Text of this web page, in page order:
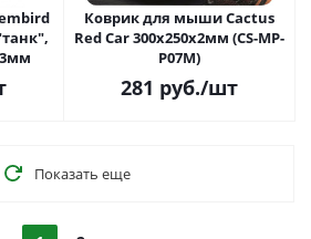
Коврик для мыши Cactus
Red Car 300x250x2мм (CS-MP-
P07M)
281 руб./шт
Показать еще